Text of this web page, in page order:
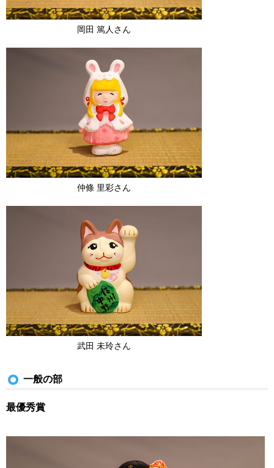
岡田 篤人さん
仲條 里彩さん
武田 未玲さん
一般の部
最優秀賞